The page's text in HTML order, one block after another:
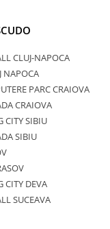
CLUJ-NAPOCA
NAPOCA
PARC CRAIOVA
CRAIOVA
CITY SIBIU
SIBIU
CITY DEVA
SUCEAVA